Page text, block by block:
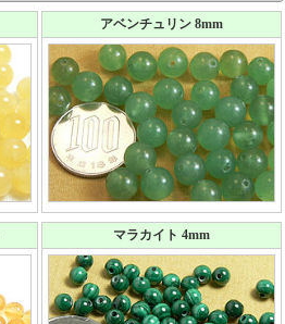
アベンチュリン 8mm
マラカイト 4mm